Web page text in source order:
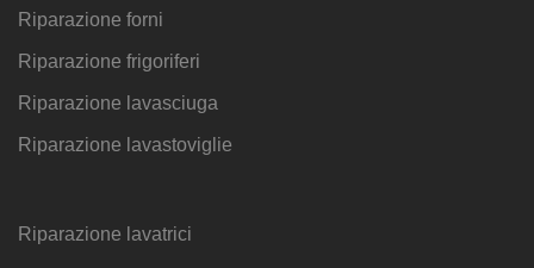
Riparazione forni
Riparazione frigoriferi
Riparazione lavasciuga
Riparazione lavastoviglie
Riparazione lavatrici